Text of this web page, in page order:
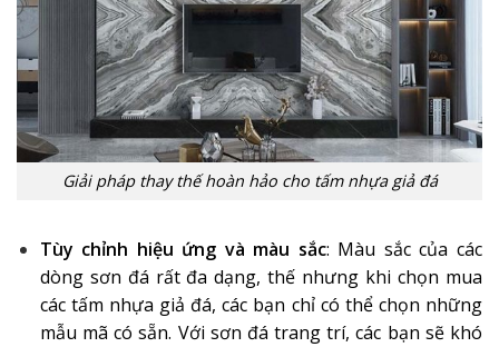
Giải pháp thay thế hoàn hảo cho tấm nhựa giả đá
Tùy chỉnh hiệu ứng và màu sắc: Màu sắc của các
dòng sơn đá rất đa dạng, thế nhưng khi chọn mua
các tấm nhựa giả đá, các bạn chỉ có thể chọn những
mẫu mã có sẵn. Với sơn đá trang trí, các bạn sẽ khó